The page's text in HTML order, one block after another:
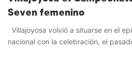
Seven femenino
Villajoyosa volvió a situarse en el
nacional con la celebración, el